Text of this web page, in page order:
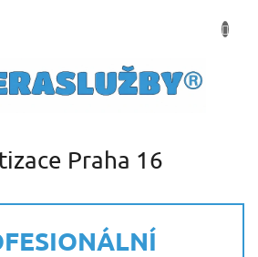
Praha 16